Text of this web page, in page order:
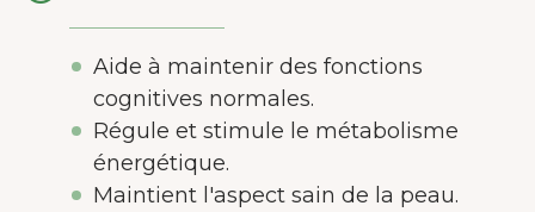
Aide à maintenir des fonctions
cognitives normales.
Régule et stimule le métabolisme
énergétique.
Maintient l'aspect sain de la peau.
Accepter seulement les
essentiels
Personnaliser